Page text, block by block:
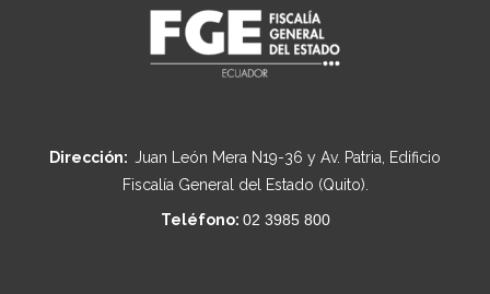
Dirección: Juan León Mera N19-36 y Av. Patria, Edificio
Fiscalía General del Estado (Quito).
Teléfono: 02 3985 800